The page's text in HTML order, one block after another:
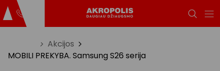
Akcijos
MOBILI PREKYBA. Samsung S26 serija